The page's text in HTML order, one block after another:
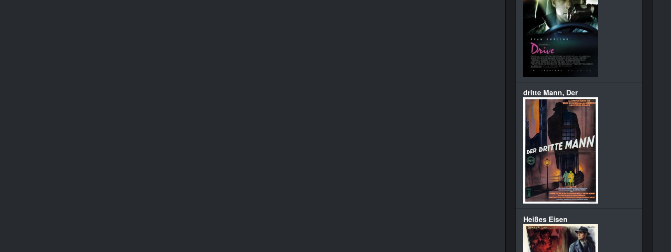
dritte Mann, Der
Heißes Eisen